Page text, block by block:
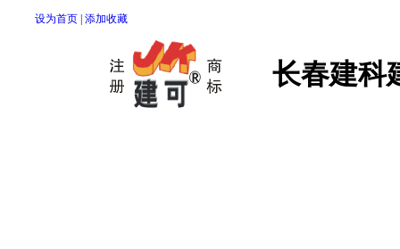
设为首页 添加收藏
长春建科